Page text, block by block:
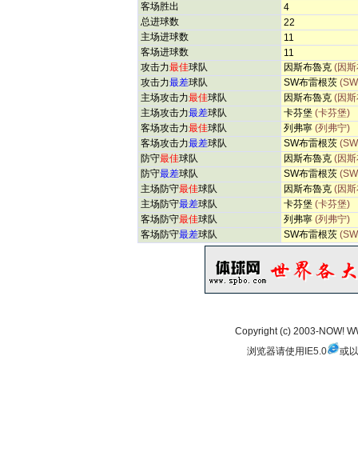
客场胜出
4
总进球数
22
主场进球数
11
客场进球数
11
攻击力最佳球队 因斯布魯克 (因
攻击力最差球队 SW布雷根茨
主场攻击力最佳球队 因斯布魯克 (因
主场攻击力最差球队 卡芬堡 (卡芬堡)
客场攻击力最佳球队 列弗寧 (列弗宁)
客场攻击力最差球队 SW布雷根茨
防守最佳球队 因斯布魯克 (因
防守最差球队 SW布雷根茨
主场防守最佳球队 因斯布魯克 (因
主场防守最差球队 卡芬堡 (卡芬堡)
客场防守最佳球队 列弗寧 (列弗宁)
客场防守最差球队 SW布雷根茨
Copyright (c) 2003-NOW!
浏览器请使用 IE5.0 或